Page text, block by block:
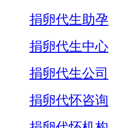
捐卵代生助孕
捐卵代生中心
捐卵代生公司
捐卵代怀咨询